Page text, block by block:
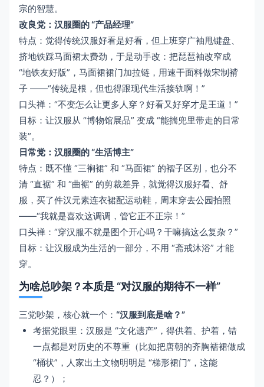
宗的智慧。
改良党：汉服圈的 “产品经理”
特点：觉得传统汉服好看是好看，但上班穿广袖甩键盘、
挤地铁踩马面裙太费劲，于是动手改：把琵琶袖改窄成
“地铁友好版”，马面裙裙门加拉链，用速干面料做宋制褙
子 ——“传统是根，但也得跟现代生活接轨啊！”
口头禅：“不变怎么让更多人穿？好看又好穿才是王道！”
目标：让汉服从 “博物馆展品” 变成 “能揣兜里带走的日常
装”。
日常党：汉服圈的 “生活博主”
特点：既不懂 “三裥裙” 和 “马面裙” 的褶子区别，也分不
清 “直裾” 和 “曲裾” 的剪裁差异，就觉得汉服好看、舒
服，买了件汉元素连衣裙配运动鞋，周末穿去公园拍照
——“我就是喜欢这调调，管它正不正宗！”
口头禅：“穿汉服不就是图个开心吗？干嘛搞这么复杂？”
目标：让汉服成为生活的一部分，不用 “斋戒沐浴” 才能
穿。
为啥总吵架？本质是 “对汉服的期待不一样”
三党吵架，核心就一个： “汉服到底是啥？”
考据党眼里：汉服是 “文化遗产”，得供着、护着，错
一点都是对历史的不尊重（比如把唐朝的齐胸襦裙做成
“桶状”，人家出土文物明明是 “梯形裙门”，这能
忍？）；